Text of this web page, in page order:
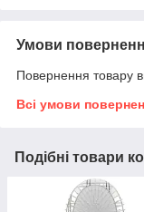
Умови
Повернення товару
Всі умови
Подібні товари